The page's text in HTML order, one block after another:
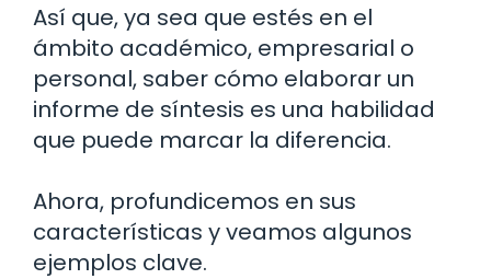
Así que, ya sea que estés en el
ámbito académico, empresarial o
personal, saber cómo elaborar un
informe de síntesis es una habilidad
que puede marcar la diferencia.
Ahora, profundicemos en sus
características y veamos algunos
ejemplos clave.